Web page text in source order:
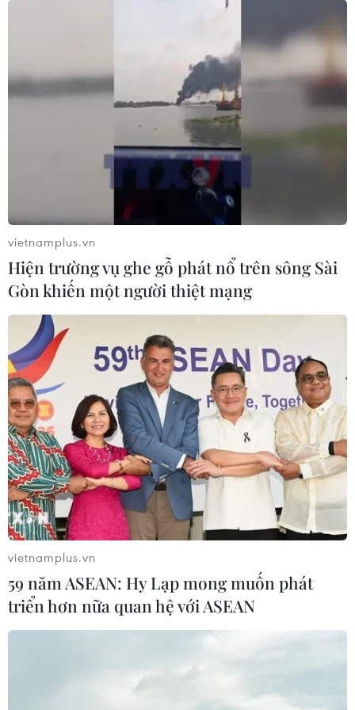
kinh tế bị ảnh hưởng của đại dịch COVID-19 thông qua
việc thúc đẩy thương mại tự do trong RCEP.
Hiệp định RCEP có hiệu lực: Cơ hội thúc
đẩy thương mại và đầu tư
01/01/2022 06:45
Hàng hóa xuất khẩu của Việt Nam có thể tăng khả
năng đáp ứng điều kiện để hưởng ưu đãi thuế quan do
nguồn cung nguyên liệu đầu vào chủ yếu đều nằm
trong các thị trường khu vực RCEP.
vietnamplus.vn
Hiện trường vụ ghe gỗ phát nổ trên sông Sài
Gòn khiến một người thiệt mạng
vietnamplus.vn
59 năm ASEAN: Hy Lạp mong muốn phát
triển hơn nữa quan hệ với ASEAN